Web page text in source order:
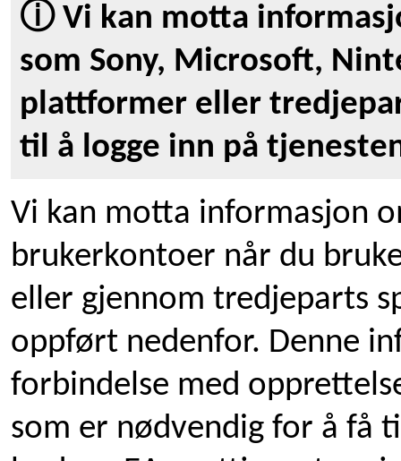
ⓘ Vi kan motta
som Sony, Microsoft,
plattformer eller
til å logge inn på
Vi kan motta informasjon
brukerkontoer når du
eller gjennom tredjeparts
oppført nedenfor. Denne
forbindelse med
som er nødvendig for å få